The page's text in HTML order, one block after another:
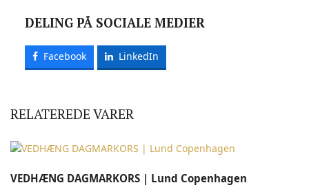
DELING PÅ SOCIALE MEDIER
Facebook LinkedIn
RELATEREDE VARER
VEDHÆNG DAGMARKORS | Lund Copenhagen